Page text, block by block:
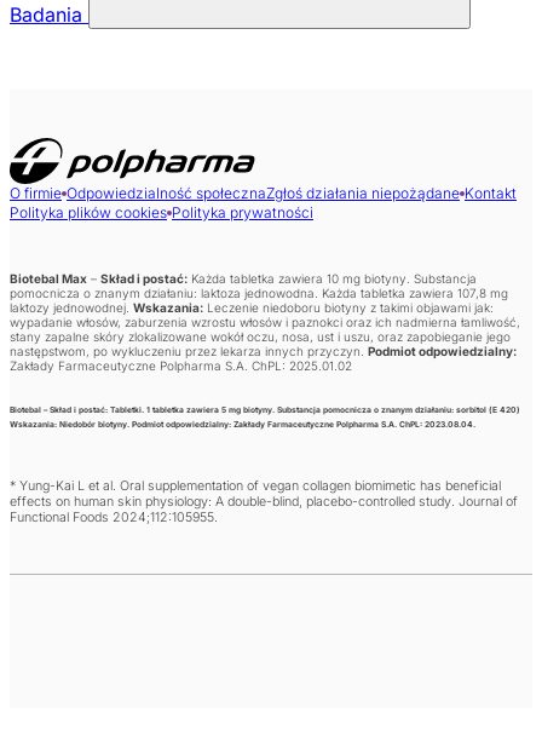
Badania
O firmie Odpowiedzialność społecznaZgłoś działania niepożądane Kontakt
Polityka plików cookies Polityka prywatności
Biotebal Max – Skład i postać: Każda tabletka zawiera 10 mg biotyny. Substancja
pomocnicza o znanym działaniu: laktoza jednowodna. Każda tabletka zawiera 107,8 mg
laktozy jednowodnej. Wskazania: Leczenie niedoboru biotyny z takimi objawami jak:
wypadanie włosów, zaburzenia wzrostu włosów i paznokci oraz ich nadmierna łamliwość,
stany zapalne skóry zlokalizowane wokół oczu, nosa, ust i uszu, oraz zapobieganie jego
następstwom, po wykluczeniu przez lekarza innych przyczyn. Podmiot odpowiedzialny:
Zakłady Farmaceutyczne Polpharma S.A. ChPL: 2025.01.02
Biotebal –Skład i postać: Tabletki. 1 tabletka zawiera 5 mg biotyny. Substancja pomocnicza o znanym działaniu: sorbitol (E 420)
Wskazania: Niedobór biotyny. Podmiot odpowiedzialny: Zakłady Farmaceutyczne Polpharma S.A. ChPL: 2023.08.04.
* Yung-Kai L et al. Oral supplementation of vegan collagen biomimetic has beneficial
effects on human skin physiology: A double-blind, placebo-controlled study. Journal of
Functional Foods 2024;112:105955.